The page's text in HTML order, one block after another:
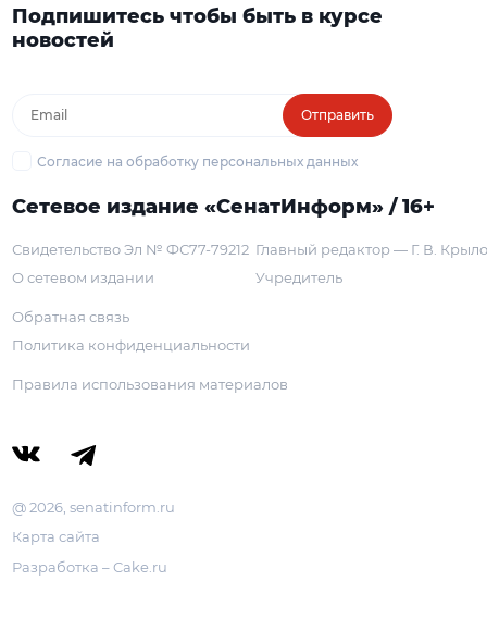
Подпишитесь чтобы быть в курсе
новостей
Отправить
Согласие на обработку персональных данных
Сетевое издание «СенатИнформ» / 16+
Свидетельство Эл № ФС77-79212
О сетевом издании
Главный редактор — Г. В.
Учредитель
Обратная связь
Политика конфиденциальности
Правила использования материалов
@ 2026, senatinform.ru
Карта сайта
Разработка – Cake.ru